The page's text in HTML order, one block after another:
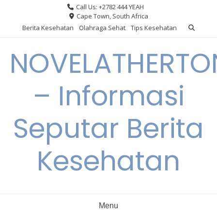
content
Call Us: +2782 444 YEAH
Cape Town, South Africa
Berita Kesehatan
Olahraga Sehat Tips Kesehatan
– Informasi
Seputar Berita
Kesehatan
Menu